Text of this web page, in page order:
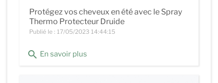
Protégez vos cheveux en été avec le Spray
Thermo Protecteur Druide
Publié le : 17/05/2023 14:44:15
search En savoir plus